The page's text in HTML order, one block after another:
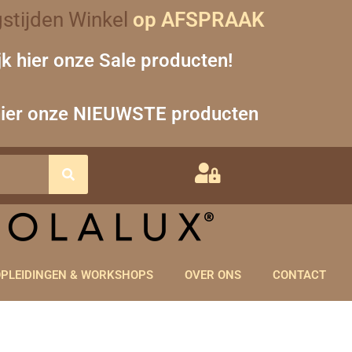
Winkel op AFSPRAAK
hier onze Sale producten!
onze NIEUWSTE producten
& WORKSHOPS OVER ONS CONTACT